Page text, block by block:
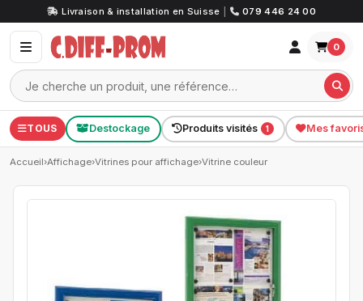
Livraison & installation en Suisse 079 446 24 00
0
TOUS Destockage Produits visités 1 Mes
Accueil›Affichage›Vitrines pour affichage›Vitrine couleur